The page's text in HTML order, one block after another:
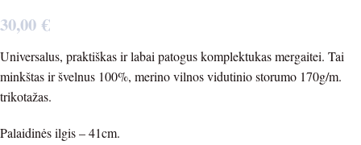
30,00€
Universalus, praktiškas ir labai patogus komplektukas mergaitei. Tai
minkštas ir švelnus 100%, merino vilnos vidutinio storumo 170g/m.
trikotažas.
Palaidinės ilgis – 41cm.